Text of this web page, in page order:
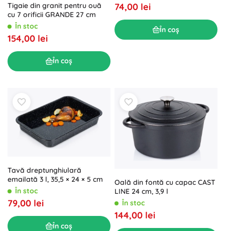
Tigaie din granit pentru ouă
cu 7 orificii GRANDE 27 cm
În stoc
154,00 lei
În coș
74,00 lei
În coș
Tavă dreptunghiulară
emailată 3 l, 35,5 × 24 × 5 cm
În stoc
79,00 lei
În coș
Oală din fontă cu capac CAST
LINE 24 cm, 3,9 l
În stoc
144,00 lei